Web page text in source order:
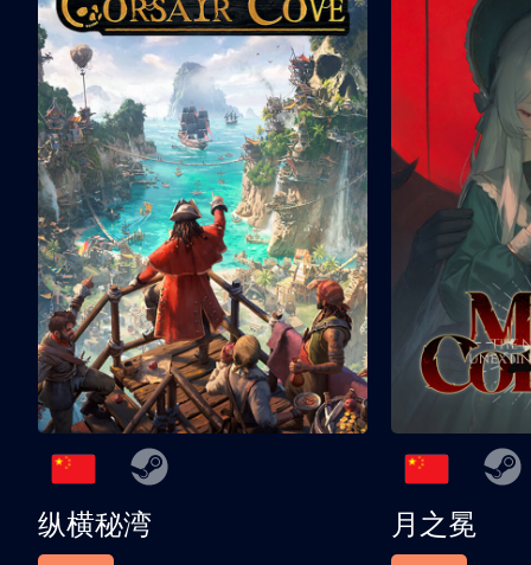
纵横秘湾
月之冕